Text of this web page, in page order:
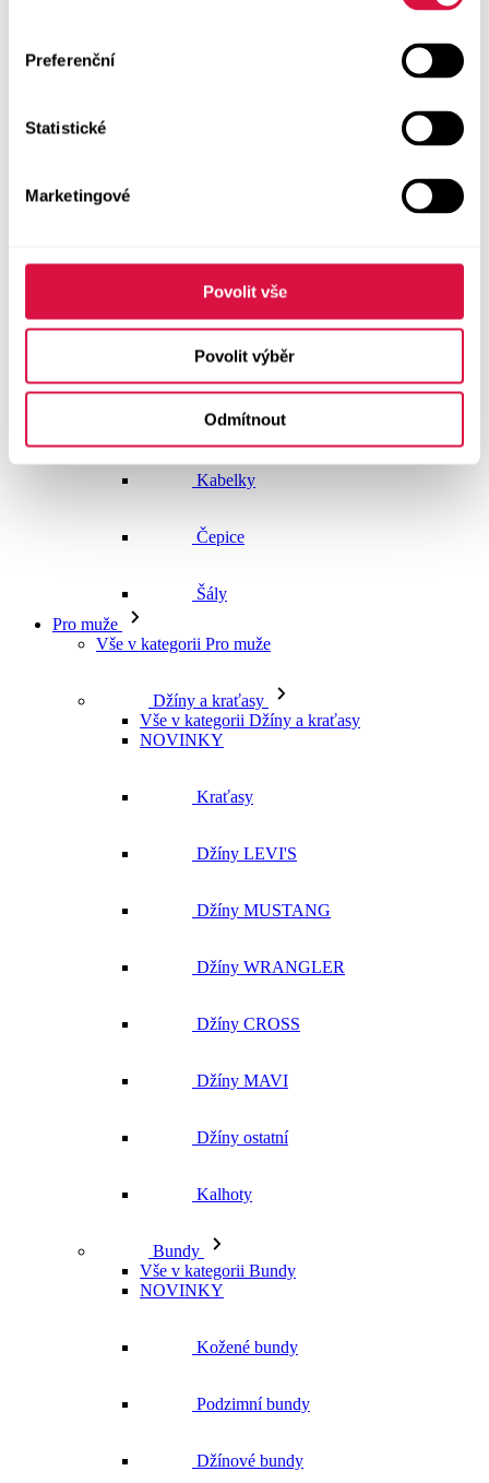
Preferenční
Statistické
Marketingové
Povolit vše
Povolit výběr
Odmítnout
Boty GEOX
Pásky
Peněženky
Kabelky
Čepice
Šály
Pro muže
Vše v kategorii Pro muže
Džíny a kraťasy
Vše v kategorii Džíny a kraťasy
NOVINKY
Kraťasy
Džíny LEVI'S
Džíny MUSTANG
Džíny WRANGLER
Džíny CROSS
Džíny MAVI
Džíny ostatní
Kalhoty
Bundy
Vše v kategorii Bundy
NOVINKY
Kožené bundy
Podzimní bundy
Džínové bundy